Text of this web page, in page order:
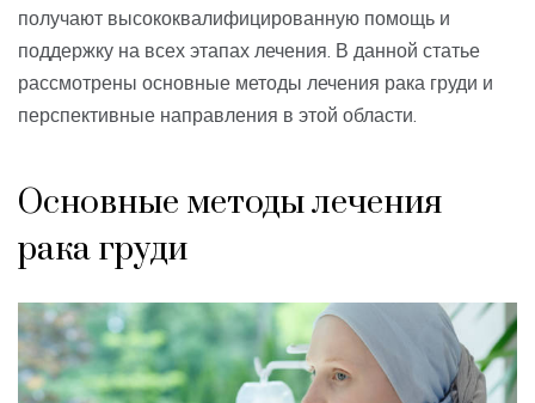
получают высококвалифицированную помощь и
поддержку на всех этапах лечения. В данной статье
рассмотрены основные методы лечения рака груди и
перспективные направления в этой области.
Основные методы лечения
рака груди